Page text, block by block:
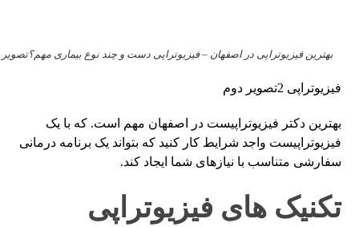
بهترین فیزیوتراپی در اصفهان – فیزیوتراپی دست و چند نوع بیماری مهم؟تصویر
فیزیوتراپی 2تصویر دوم
بهترین دکتر فیزیوتراپیست در اصفهان مهم است. که با یک
فیزیوتراپیست واجد شرایط کار کنید که بتواند یک برنامه درمانی
سفارشی متناسب با نیازهای شما ایجاد کند.
تکنیک های فیزیوتراپی